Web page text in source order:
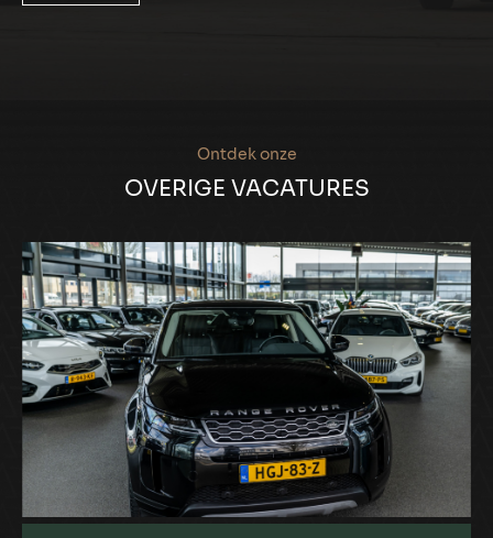
Ontdek onze
OVERIGE VACATURES